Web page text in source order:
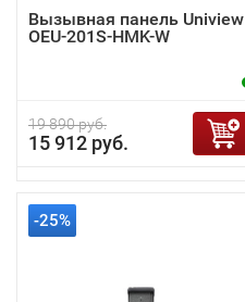
Вызывная панель Uniview
OEU-201S-HMK-W
19 890 руб.
15 912 руб.
-25%